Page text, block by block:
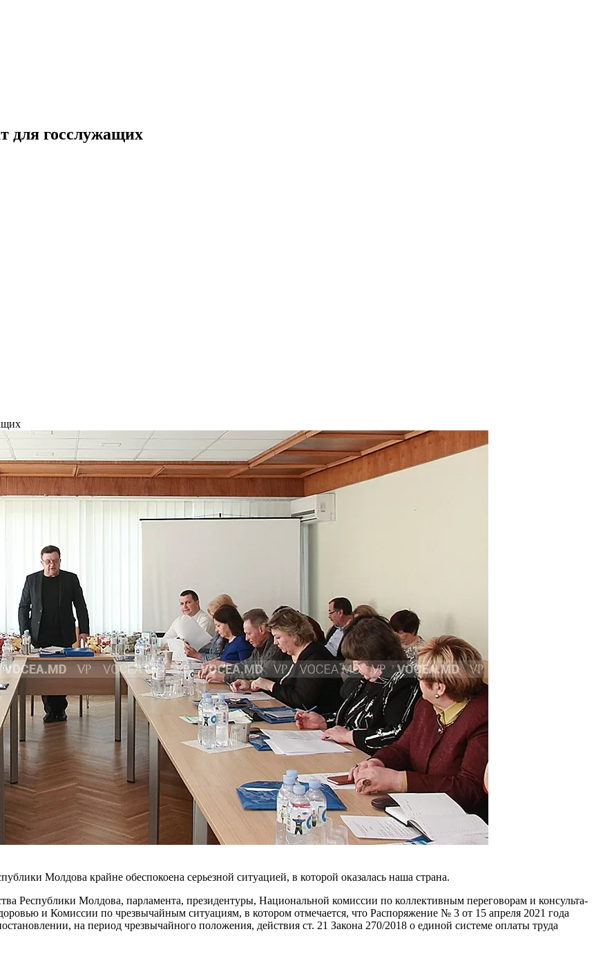
для госслужащих
Мол­дова крайне обеспокоена серьезной ситуацией, в кото­рой оказалась наша страна.
Республики Молдова, парламента, президентуры, Наци­ональной комиссии по коллек­тивным переговорам и консульта­
и Комиссии по чрез­вычайным ситуациям, в котором отмечается, что Распоряжение № 3 от 15 апреля 2021 года
на период чрез­вычайного положения, действия ст. 21 Закона 270/2018 о единой системе оплаты труда